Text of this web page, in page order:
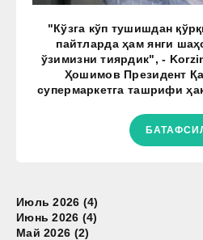
"Кўзга кўп тушишдан
пайтларда ҳам янги
ўзимизни тиярдик", -
Ҳошимов Президент
супермаркетга ташрифи
Июль 2026 (4)
Июнь 2026 (4)
Май 2026 (2)